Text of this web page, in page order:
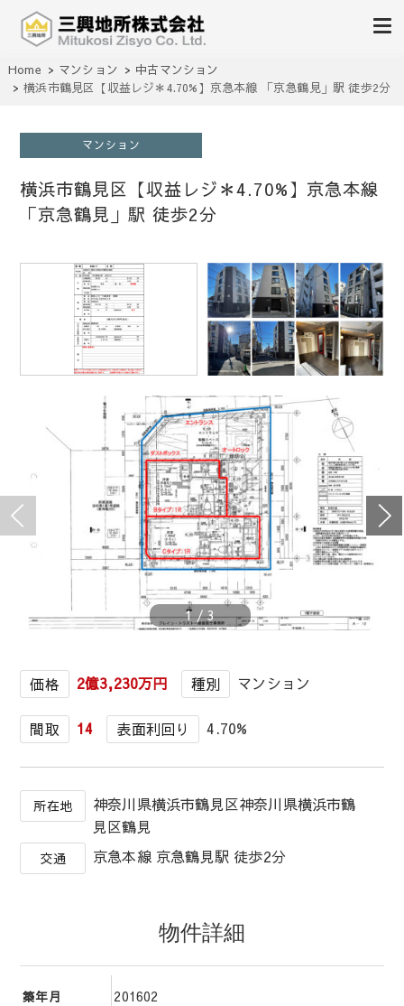
三興地所株式会社
Home マンション
中古マンション
横浜市鶴見区【収益レジ＊4.70%】京急本線 「京急鶴見」駅 徒歩2分
マンション
横浜市鶴見区【収益レジ＊4.70%】京急本線
「京急鶴見」駅 徒歩2分
1/3
価格 2億3,230万円 種別 マンション
間取 14 表面利回り 4.70%
所在地
神奈川県横浜市鶴見区神奈川県横浜市鶴
見区鶴見
交通 京急本線 京急鶴見駅 徒歩2分
物件詳細
築年月 201602